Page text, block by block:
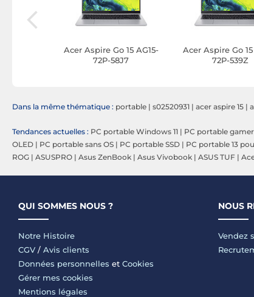
Acer Aspire Go 15 AG15-
72P-58J7
Acer Aspire Go 15
72P-539Z
Dans la même thématique : portable | s02520931 | acer aspire 15 |
Tendances actuelles : PC portable Windows 11 | PC portable gamer
OLED | PC portable sans OS | PC portable SSD | PC portable 13
ROG | ASUSPRO | Asus ZenBook | Asus Vivobook | ASUS TUF |
QUI SOMMES NOUS ?
Notre Histoire
CGV / Avis clients
Données personnelles et Cookies
Gérer mes cookies
Mentions légales
NOUS
Vendez